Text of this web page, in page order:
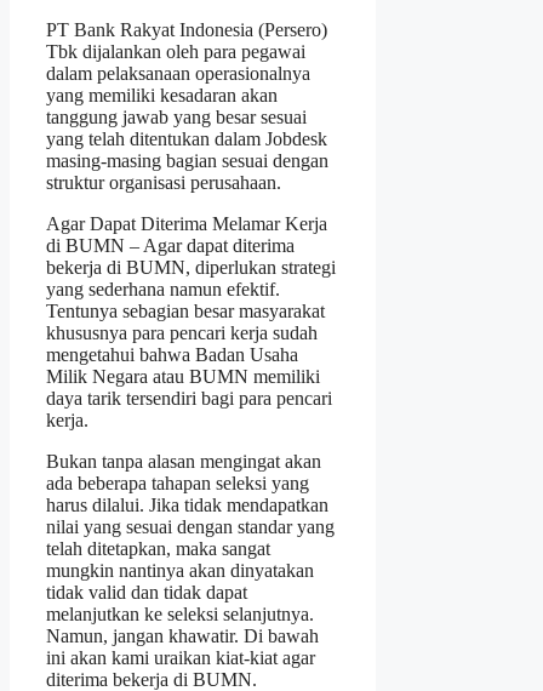
PT Bank Rakyat Indonesia (Persero)
Tbk dijalankan oleh para pegawai
dalam pelaksanaan operasionalnya
yang memiliki kesadaran akan
tanggung jawab yang besar sesuai
yang telah ditentukan dalam Jobdesk
masing-masing bagian sesuai dengan
struktur organisasi perusahaan.
Agar Dapat Diterima Melamar Kerja
di BUMN – Agar dapat diterima
bekerja di BUMN, diperlukan strategi
yang sederhana namun efektif.
Tentunya sebagian besar masyarakat
khususnya para pencari kerja sudah
mengetahui bahwa Badan Usaha
Milik Negara atau BUMN memiliki
daya tarik tersendiri bagi para pencari
kerja.
Bukan tanpa alasan mengingat akan
ada beberapa tahapan seleksi yang
harus dilalui. Jika tidak mendapatkan
nilai yang sesuai dengan standar yang
telah ditetapkan, maka sangat
mungkin nantinya akan dinyatakan
tidak valid dan tidak dapat
melanjutkan ke seleksi selanjutnya.
Namun, jangan khawatir. Di bawah
ini akan kami uraikan kiat-kiat agar
diterima bekerja di BUMN.